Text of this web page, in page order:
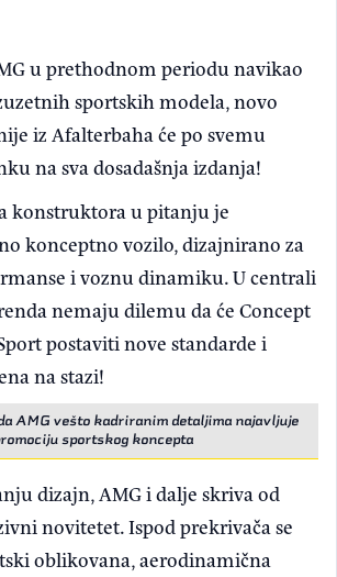
u prethodnom periodu navikao
sportskih modela, novo
iz Afalterbaha će po svemu
na sva dosadašnja izdanja!
konstruktora u pitanju je
konceptno vozilo, dizajnirano za
i voznu dinamiku. U centrali
nemaju dilemu da će Concept
postaviti nove standarde i
na stazi!
AMG vešto kadriranim detaljima najavljuje
sportskog koncepta
dizajn, AMG i dalje skriva od
novitetet. Ispod prekrivača se
oblikovana, aerodinamična